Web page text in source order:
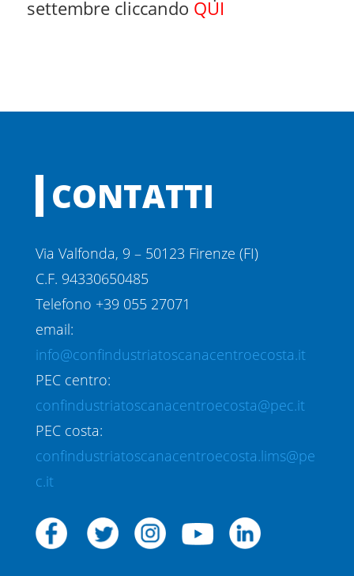
settembre cliccando QUI
CONTATTI
Via Valfonda, 9 – 50123 Firenze (FI)
C.F. 94330650485
Telefono +39 055 27071
email:
info@confindustriatoscanacentroecosta.it
PEC centro:
confindustriatoscanacentroecosta@pec.it
PEC costa:
confindustriatoscanacentroecosta.lims@pe
c.it